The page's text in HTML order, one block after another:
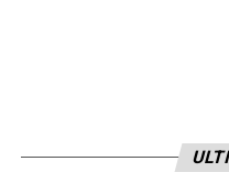
un’occasione anche